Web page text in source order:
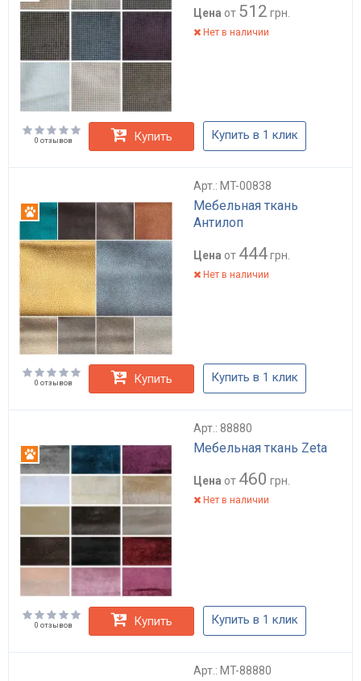
Цена от 512 грн.
Нет в наличии
0 отзывов Купить Купить в 1 клик
Арт.: MT-00838
Мебельная ткань
Антилоп
Антикоготь
Цена от 444грн.
Нет в наличии
0 отзывов Купить Купить в 1 клик
Арт.: 88880
Мебельная ткань Zeta
Антикоготь
Цена от 460 грн.
Нет в наличии
0 отзывов Купить Купить в 1 клик
Арт.: MT-88880